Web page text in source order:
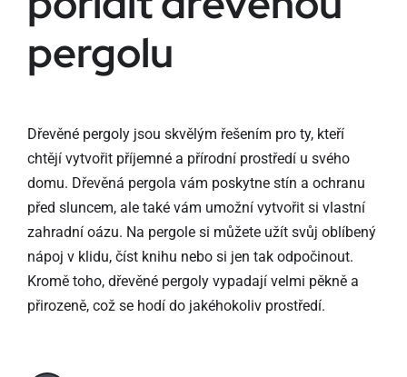
pergolu
Dřevěné pergoly jsou skvělým řešením pro ty, kteří
chtějí vytvořit příjemné a přírodní prostředí u svého
domu. Dřevěná pergola vám poskytne stín a ochranu
před sluncem, ale také vám umožní vytvořit si vlastní
zahradní oázu. Na pergole si můžete užít svůj oblíbený
nápoj v klidu, číst knihu nebo si jen tak odpočinout.
Kromě toho, dřevěné pergoly vypadají velmi pěkně a
přirozeně, což se hodí do jakéhokoliv prostředí.